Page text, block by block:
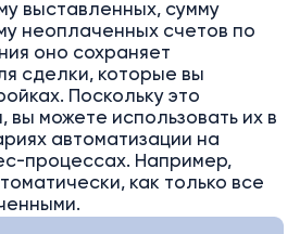
выставленных, сумму
неоплаченных счетов по
оно сохраняет
сделки, которые вы
Поскольку это
вы можете использовать их в
автоматизации на
процессах. Например,
как только все